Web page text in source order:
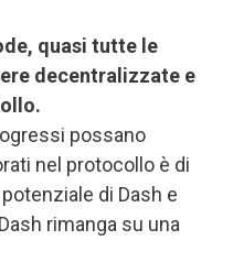
quasi tutte le
decentralizzate e
possano
nel protocollo è di
di Dash e
rimanga su una